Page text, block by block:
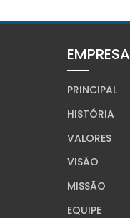
EMPRESA
PRINCIPAL
HISTÓRIA
VALORES
VISÃO
MISSÃO
EQUIPE